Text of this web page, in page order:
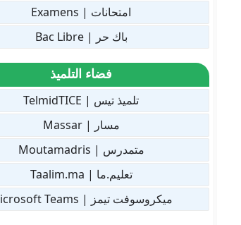
امتحانات | Examens
باك حر | Bac Libre
فضاء التلميذ
تلميذ تيس | TelmidTICE
مسار | Massar
متمدرس | Moutamadris
تعليم.ما | Taalim.ma
ميكروسوفت تيمز | Microsoft Teams